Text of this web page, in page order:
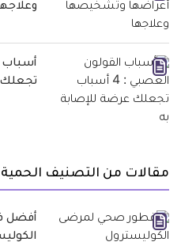
تجعلك
مقالات من التصنيف الحمية
أفضل